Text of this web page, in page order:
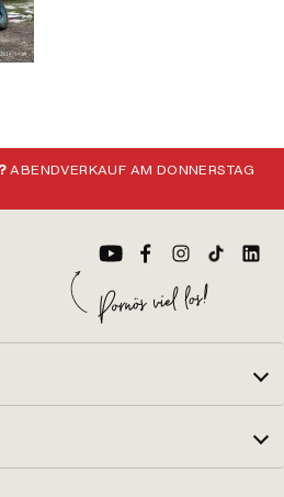
ABENDVERKAUF AM DONNERSTAG